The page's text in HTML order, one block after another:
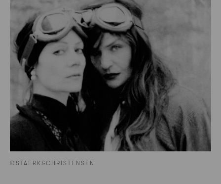
©STAERK&CHRISTENSEN